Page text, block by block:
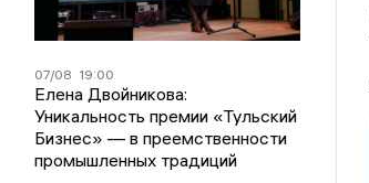
07/08 19:00
Елена Двойникова:
Уникальность премии «Тульский
Бизнес» — в преемственности
промышленных традиций